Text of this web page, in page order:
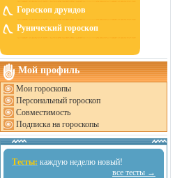
Гороскоп друидов
Рунический гороскоп
Мой профиль
Мои гороскопы
Персональный гороскоп
Совместимость
Подписка на гороскопы
Тесты: каждую неделю новый!
все тесты →